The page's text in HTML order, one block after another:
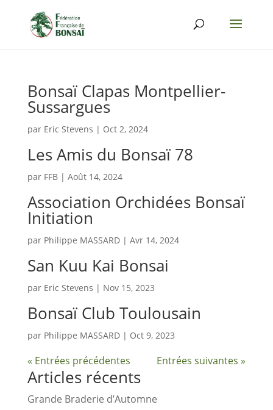
Bonsaï Clapas Montpellier-
Sussargues
par Eric Stevens | Oct 2, 2024
Les Amis du Bonsaï 78
par FFB| Août 14, 2024
Association Orchidées Bonsaï
Initiation
par Philippe MASSARD| Avr 14, 2024
San Kuu Kai Bonsai
par Eric Stevens | Nov 15, 2023
Bonsaï Club Toulousain
par Philippe MASSARD| Oct 9, 2023
« Entrées précédentes Entrées suivantes »
Articles récents
Grande Braderie d’Automne